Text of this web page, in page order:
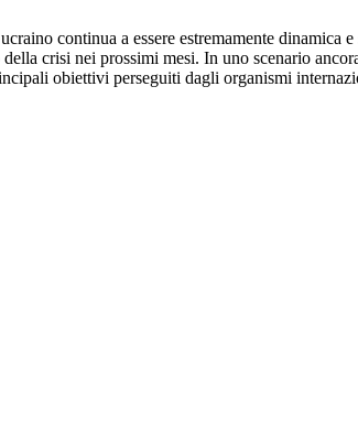
continua a essere estremamente
crisi nei prossimi mesi. In uno scenario
obiettivi perseguiti dagli organismi